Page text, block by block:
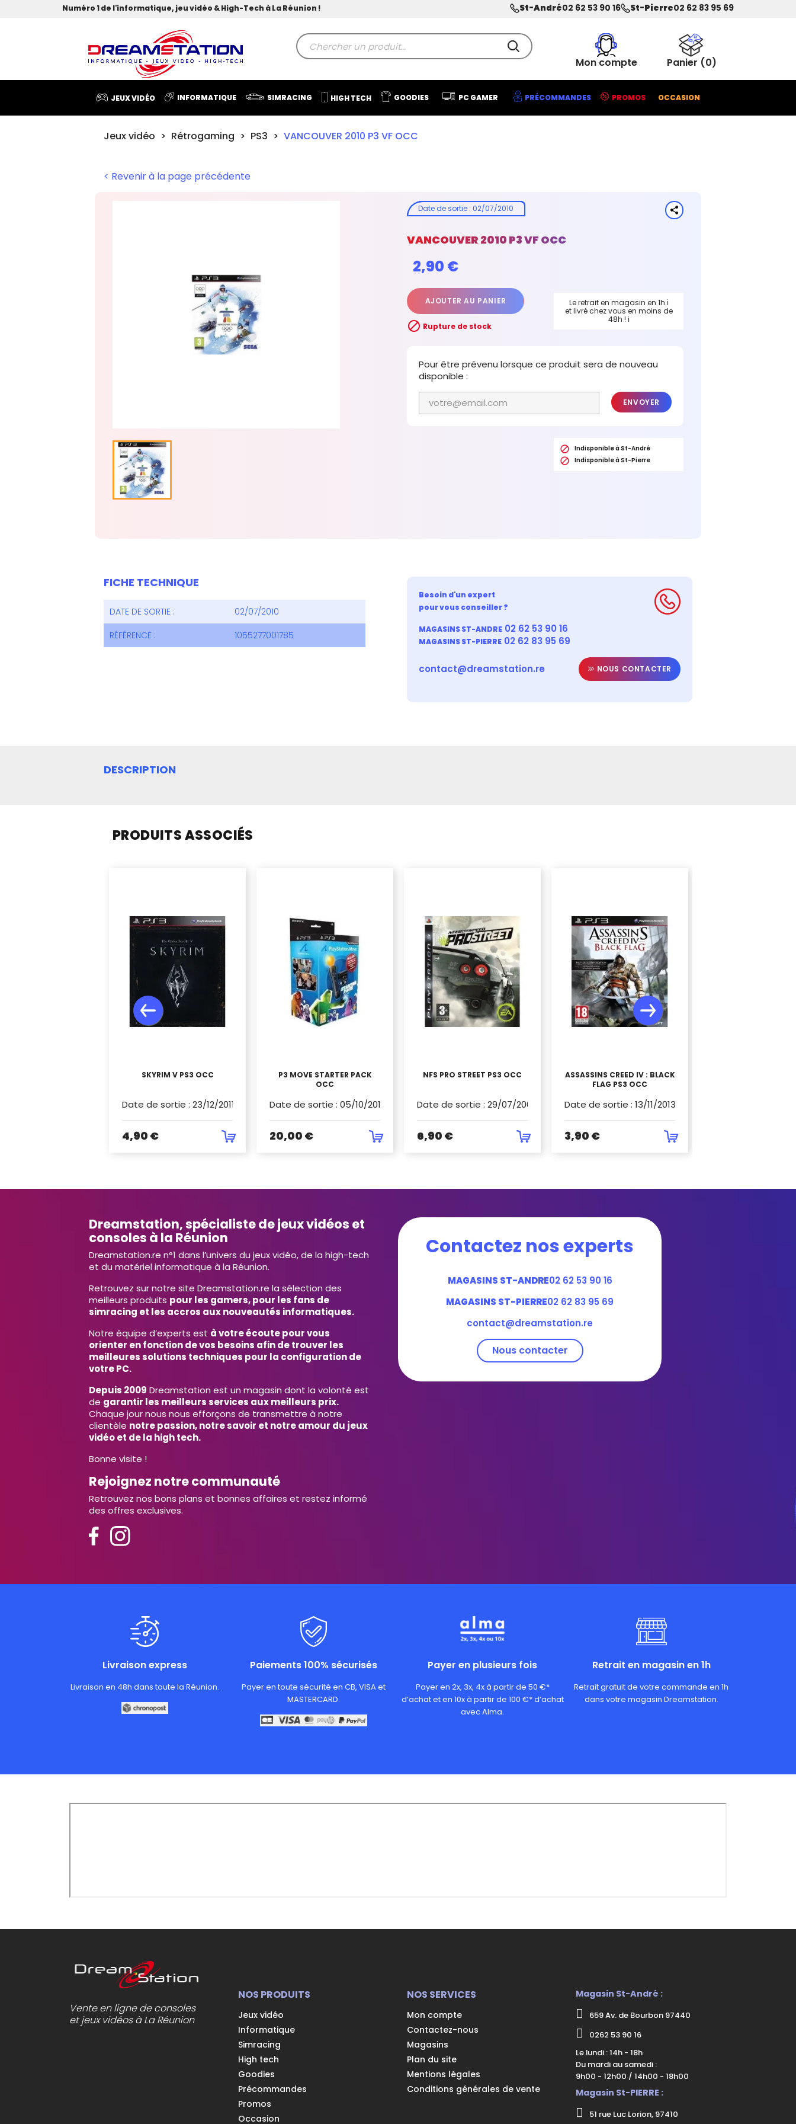
Numéro 1 de l'informatique, jeu vidéo & High-Tech à La Réunion ! St-André02 62 53 90 16 St-Pierre02 62 83 95 69
Mon compte Panier (0)
JEUX VIDÉO INFORMATIQUE SIMRACING HIGH TECH GOODIES PC GAMER PRÉCOMMANDES PROMOS OCCASION
Jeux vidéo Rétrogaming PS3 VANCOUVER 2010 P3 VF OCC
< Revenir à la page précédente
Date de sortie :02/07/2010
VANCOUVER 2010 P3 VF OCC
2,90 €
AJOUTER AU PANIER
 Rupture de stock
Le retrait en magasin en 1h ℹ
et livré chez vous en moins de
48h ! ℹ
Pour être prévenu lorsque ce produit sera de nouveau
disponible :
ENVOYER
 Indisponible à St-André
 Indisponible à St-Pierre
FICHE TECHNIQUE
DATE DE SORTIE :
02/07/2010
RÉFÉRENCE :
1055277001785
Besoin d'un expert
pour vous conseiller ?
MAGASINS ST-ANDRE 02 62 53 90 16
MAGASINS ST-PIERRE 02 62 83 95 69
contact@dreamstation.re NOUS CONTACTER
DESCRIPTION
PRODUITS ASSOCIÉS
SKYRIM V PS3 OCC
Date de sortie : 23/12/2011
4,90 €
P3 MOVE STARTER PACK
OCC
Date de sortie : 05/10/2019
20,00 €
NFS PRO STREET PS3 OCC
Date de sortie : 29/07/2009
6,90 €
ASSASSINS CREED IV : BLACK
FLAG PS3 OCC
Date de sortie : 13/11/2013
3,90 €
Dreamstation, spécialiste de jeux vidéos et
consoles à la Réunion
Dreamstation.re n°1 dans l’univers du jeux vidéo, de la high-tech
et du matériel informatique à la Réunion.
Retrouvez sur notre site Dreamstation.re la sélection des
meilleurs produits pour les gamers, pour les fans de
simracing et les accros aux nouveautés informatiques.
Notre équipe d’experts est à votre écoute pour vous
orienter en fonction de vos besoins afin de trouver les
meilleures solutions techniques pour la configuration de
votre PC.
Depuis 2009 Dreamstation est un magasin dont la volonté est
de garantir les meilleurs services aux meilleurs prix.
Chaque jour nous nous efforçons de transmettre à notre
clientèle notre passion, notre savoir et notre amour du jeux
vidéo et de la high tech.
Bonne visite !
Rejoignez notre communauté
Retrouvez nos bons plans et bonnes affaires et restez informé
des offres exclusives.
Contactez nos experts
MAGASINS ST-ANDRE02 62 53 90 16
MAGASINS ST-PIERRE02 62 83 95 69
contact@dreamstation.re
Nous contacter
Livraison express
Livraison en 48h dans toute la Réunion.
Paiements 100% sécurisés
Payer en toute sécurité en CB, VISA et
MASTERCARD.
Payer en plusieurs fois
Payer en 2x, 3x, 4x à partir de 50 €*
d’achat et en 10x à partir de 100 €* d’achat
avec Alma.
Retrait en magasin en 1h
Retrait gratuit de votre commande en 1h
dans votre magasin Dreamstation.
Vente en ligne de consoles
et jeux vidéos à La Réunion
NOS PRODUITS
Jeux vidéo
Informatique
Simracing
High tech
Goodies
Précommandes
Promos
Occasion
NOS SERVICES
Mon compte
Contactez-nous
Magasins
Plan du site
Mentions légales
Conditions générales de vente
Magasin St-André :
659 Av. de Bourbon 97440
0262 53 90 16
Le lundi : 14h - 18h
Du mardi au samedi :
9h00 - 12h00 / 14h00 - 18h00
Magasin St-PIERRE :
51 rue Luc Lorion, 97410